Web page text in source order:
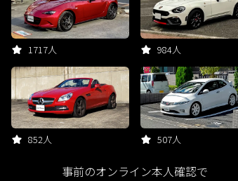
1717人 984人
852人 507人
事前のオンライン本人確認で